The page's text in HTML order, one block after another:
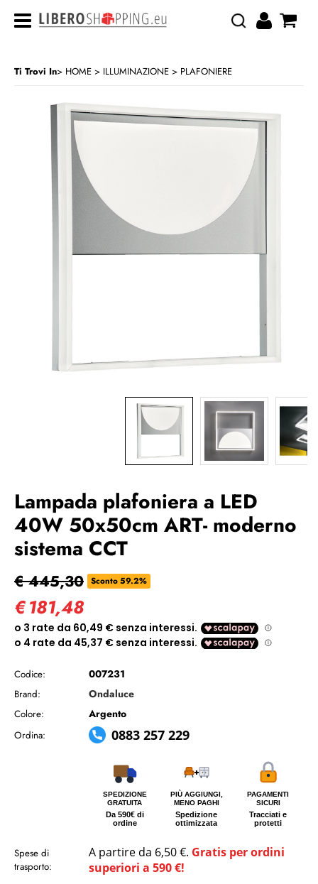
CATEGORIA: HOME> ILLUMINAZIONE
Ti Trovi In HOME ILLUMINAZIONE PLAFONIERE
Lampada plafoniera a LED
40W 50x50cm ART- moderno
sistema CCT
€ 445,30 Sconto 59.2%
€181,48
Codice: 007231
Brand: Ondaluce
Colore: Argento
Ordina: 0883 257 229
SPEDIZIONE
GRATUITA
Da 590€ di
ordine
PIÙ AGGIUNGI,
MENO PAGHI
Spedizione
ottimizzata
PAGAMENTI
SICURI
Tracciati e
protetti
Spese di
trasporto:
A partire da 6,50 €. Gratis per ordini
superiori a 590 €!